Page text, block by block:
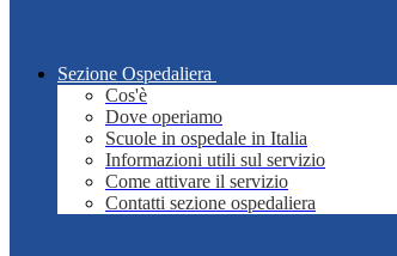
Sezione Ospedaliera
Cos'è
Dove operiamo
Scuole in ospedale in Italia
Informazioni utili sul servizio
Come attivare il servizio
Contatti sezione ospedaliera